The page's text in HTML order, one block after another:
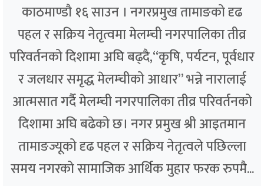
काठमाण्डौ १६ साउन । नगरप्रमुख तामाङको दृढ
पहल र सक्रिय नेतृत्वमा मेलम्ची नगरपालिका तीव्र
परिवर्तनको दिशामा अघि बढ्दै,“कृषि, पर्यटन, पूर्वधार
र जलधार समृद्ध मेलम्चीको आधार” भन्ने नारालाई
आत्मसात गर्दै मेलम्ची नगरपालिका तीव्र परिवर्तनको
दिशामा अघि बढेको छ। नगर प्रमुख श्री आइतमान
तामाङज्यूको दृढ पहल र सक्रिय नेतृत्वले पछिल्ला
समय नगरको सामाजिक आर्थिक मुहार फरक रुपमै...